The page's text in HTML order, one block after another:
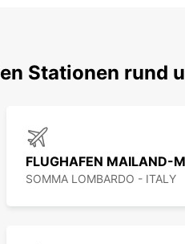
Stationen rund
SOMMA LOMBARDO - ITALY